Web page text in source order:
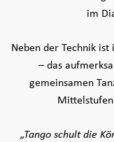
im
Neben der Technik ist
– das
gemeinsamen
„Tango schult die